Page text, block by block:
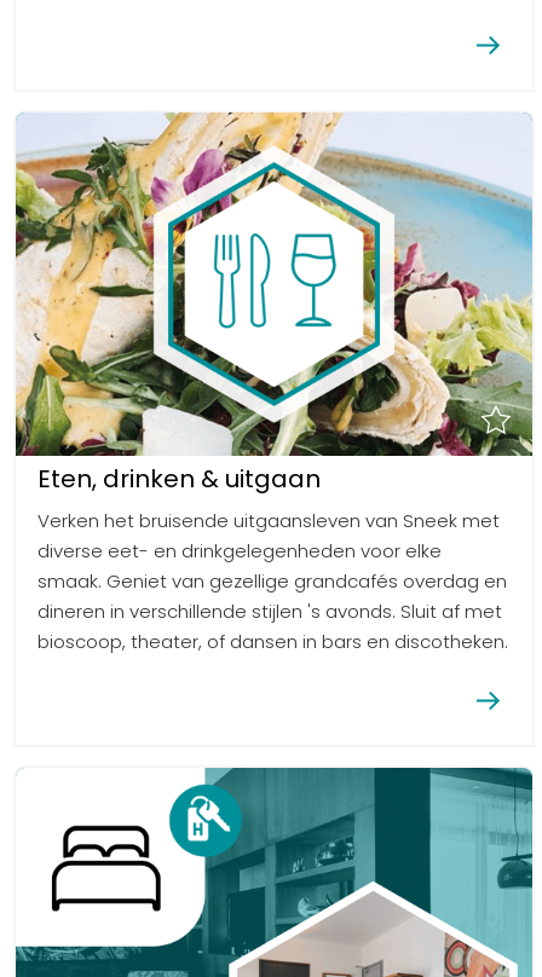
Eten, drinken & uitgaan
Verken het bruisende uitgaansleven van Sneek met
diverse eet- en drinkgelegenheden voor elke
smaak. Geniet van gezellige grandcafés overdag en
dineren in verschillende stijlen 's avonds. Sluit af met
bioscoop, theater, of dansen in bars en discotheken.